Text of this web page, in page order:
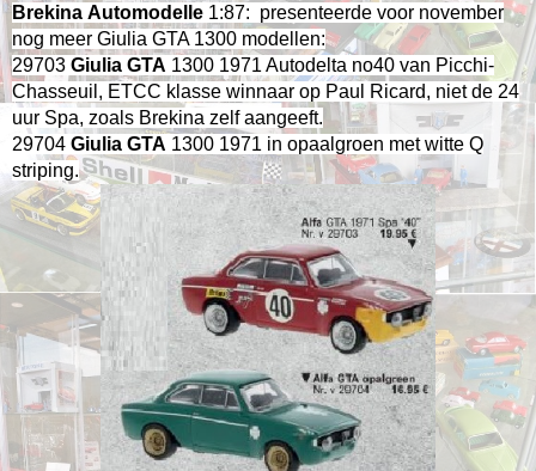
Brekina Automodelle 1:87: presenteerde voor november
nog meer Giulia GTA 1300 modellen:
29703 Giulia GTA 1300 1971 Autodelta no40 van Picchi-
Chasseuil, ETCC klasse winnaar op Paul Ricard, niet de 24
uur Spa, zoals Brekina zelf aangeeft.
29704 Giulia GTA 1300 1971 in opaalgroen met witte Q
striping.